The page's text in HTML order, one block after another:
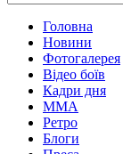
Головна
Новини
Фотогалерея
Відео боїв
Кадри дня
ММА
Ретро
Блоги